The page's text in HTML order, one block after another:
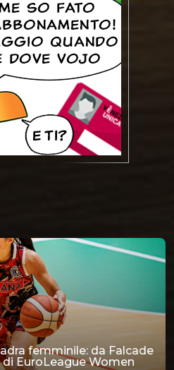
femminile: da Falcade
EuroLeague Women